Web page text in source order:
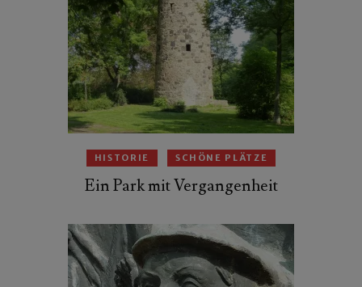
HISTORIE SCHÖNE PLÄTZE
Ein Park mit Vergangenheit